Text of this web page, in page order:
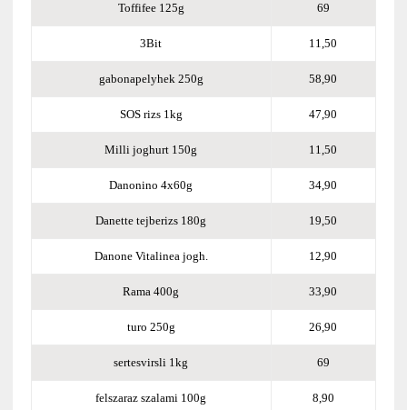
Toffifee 125g 69
3Bit 11,50
gabonapelyhek 250g 58,90
SOS rizs 1kg 47,90
Milli joghurt 150g 11,50
Danonino 4x60g 34,90
Danette tejberizs 180g 19,50
Danone Vitalinea jogh. 12,90
Rama 400g 33,90
turo 250g 26,90
sertesvirsli 1kg 69
felszaraz szalami 100g 8,90